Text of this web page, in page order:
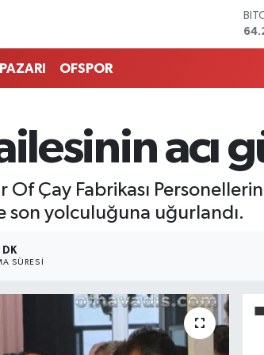
OFSPOR
acı
Çay Fabrikası
son yolculuğuna uğurlandı.
DK
SÜRESI